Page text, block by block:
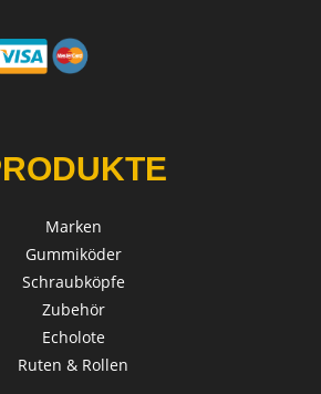
Marken
Gummiköder
Schraubköpfe
Zubehör
Echolote
Ruten & Rollen